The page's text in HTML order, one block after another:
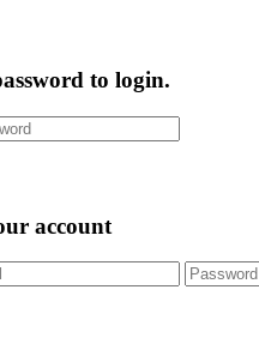
to login.
account